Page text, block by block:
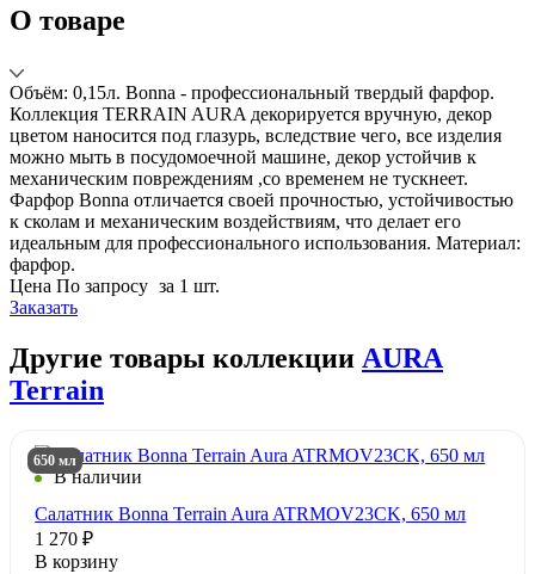
О товаре
Объём: 0,15л. Bonna - профессиональный твердый фарфор.
Коллекция TERRAIN AURA декорируется вручную, декор
цветом наносится под глазурь, вследствие чего, все изделия
можно мыть в посудомоечной машине, декор устойчив к
механическим повреждениям ,со временем не тускнеет.
Фарфор Bonna отличается своей прочностью, устойчивостью
к сколам и механическим воздействиям, что делает его
идеальным для профессионального использования. Материал:
фарфор.
Цена По запросу за 1 шт.
Заказать
Другие товары коллекции AURA
Terrain
650 мл
В наличии
Салатник Bonna Terrain Aura ATRMOV23CK, 650 мл
1 270 ₽
В корзину